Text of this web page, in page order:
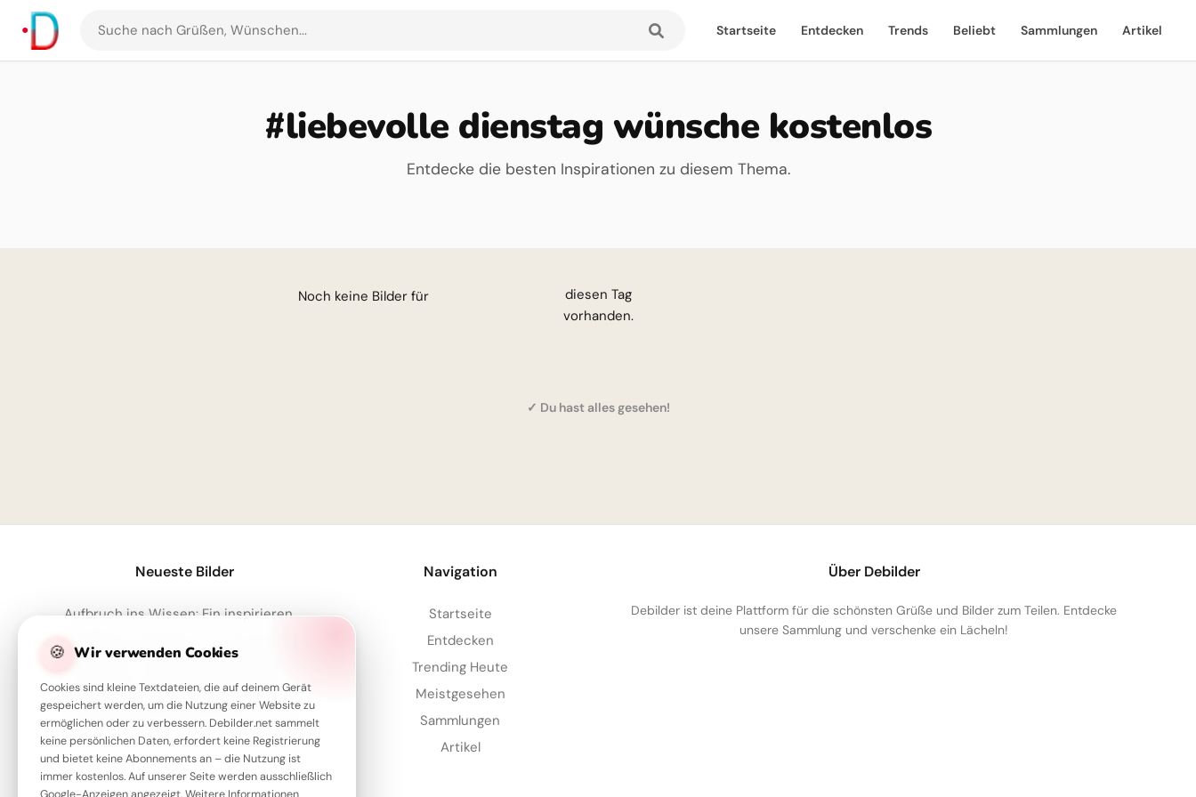
Suche
nach
Startseite Entdecken Trends Beliebt Sammlungen Artikel
#liebevolle dienstag wünsche kostenlos
Entdecke die besten Inspirationen zu diesem Thema.
Noch keine Bilder für diesen Tag
vorhanden.
✓ Du hast alles gesehen!
🍪 Wir verwenden Cookies
Cookies sind kleine Textdateien, die auf deinem Gerät
gespeichert werden, um die Nutzung einer Website zu
ermöglichen oder zu verbessern. Debilder.net sammelt
keine persönlichen Daten, erfordert keine Registrierung
und bietet keine Abonnements an – die Nutzung ist
immer kostenlos. Auf unserer Seite werden ausschließlich
Neueste Bilder
Aufbruch ins Wissen: Ein inspirierender Schulstart Gruß für Pinterest
Einladung zur Bildung: Entdeckt neue Welten mit diesem Bild für Instagram!
Entdecke das Universum des Lernens: Motivierende Schulstart-Bilder für Telegram
Navigation
Startseite
Entdecken
Trending Heute
Meistgesehen
Sammlungen
Artikel
Über Debilder
Debilder ist deine Plattform für die schönsten Grüße und Bilder zum Teilen. Entdecke
unsere Sammlung und verschenke ein Lächeln!